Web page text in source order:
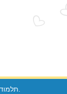
© 2019 תלמוד ישראלי. כל הזכויות שמורות.